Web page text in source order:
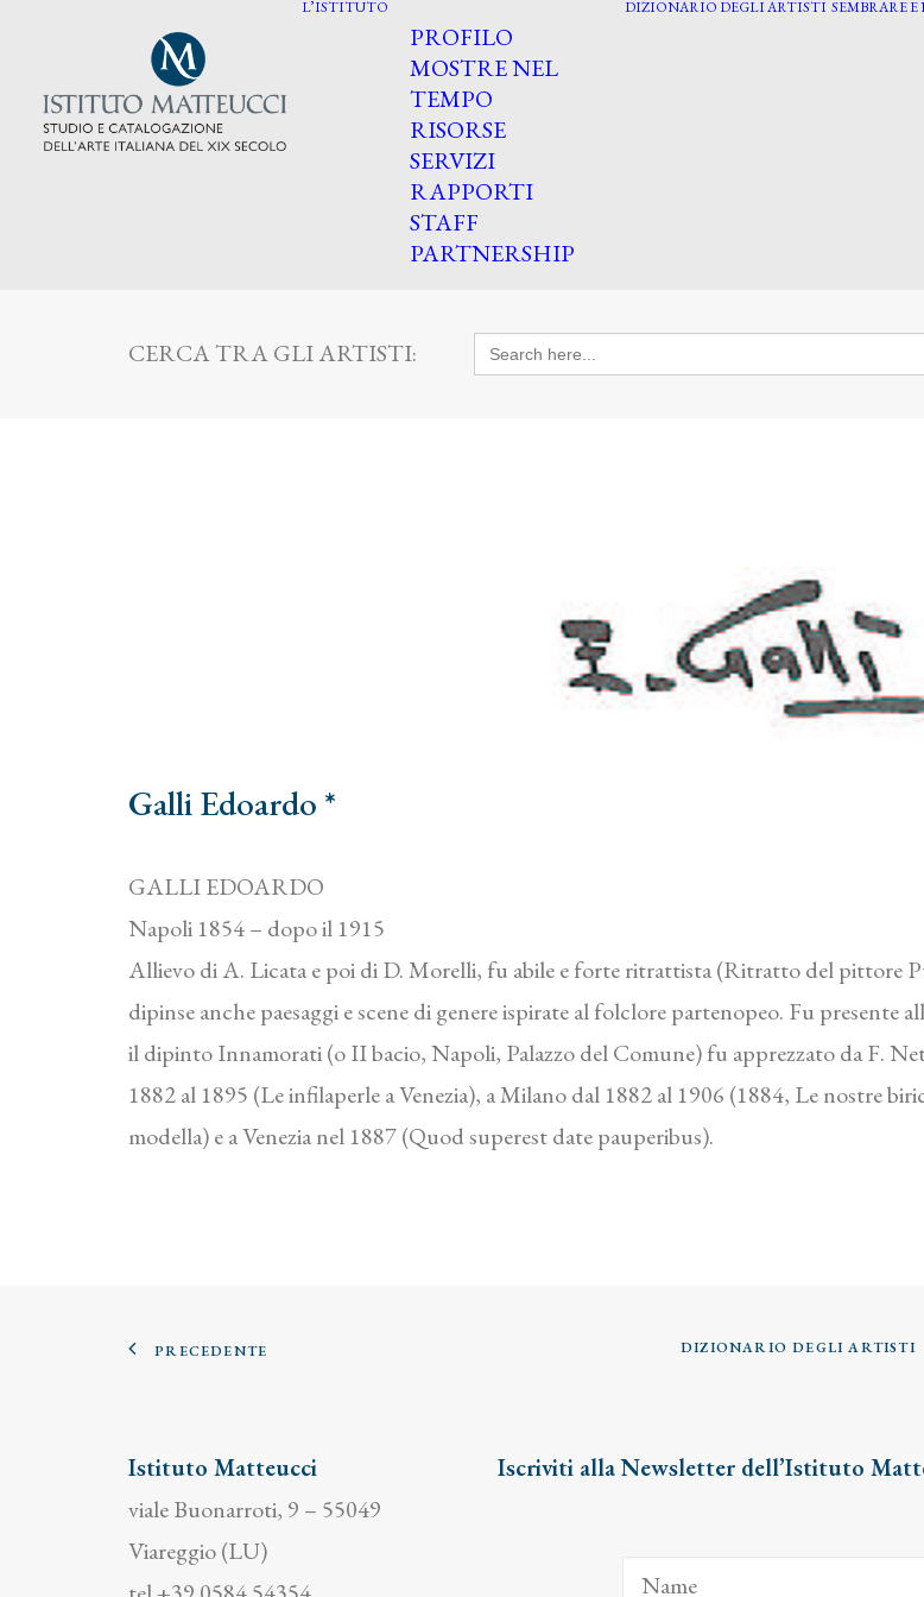
L’ISTITUTO
PROFILO
MOSTRE NEL
TEMPO
RISORSE
SERVIZI
RAPPORTI
STAFF
PARTNERSHIP
DIZIONARIO DEGLI ARTISTI SEMBRARE E
CERCA TRA GLI ARTISTI: Search
for:
Galli Edoardo *
GALLI EDOARDO
Napoli 1854 – dopo il 1915
Allievo di A. Licata e poi di D. Morelli, fu abile e forte ritrattista (Ritratto del pittore
dipinse anche paesaggi e scene di genere ispirate al folclore partenopeo. Fu
il dipinto Innamorati (o II bacio, Napoli, Palazzo del Comune) fu apprezzato da F.
1882 al 1895 (Le infilaperle a Venezia), a Milano dal 1882 al 1906 (1884, Le nostre
modella) e a Venezia nel 1887 (Quod superest date pauperibus).
PRECEDENTE DIZIONARIO DEGLI ARTISTI
Istituto Matteucci
viale Buonarroti, 9 – 55049
Viareggio (LU)
Iscriviti alla Newsletter dell’Istituto